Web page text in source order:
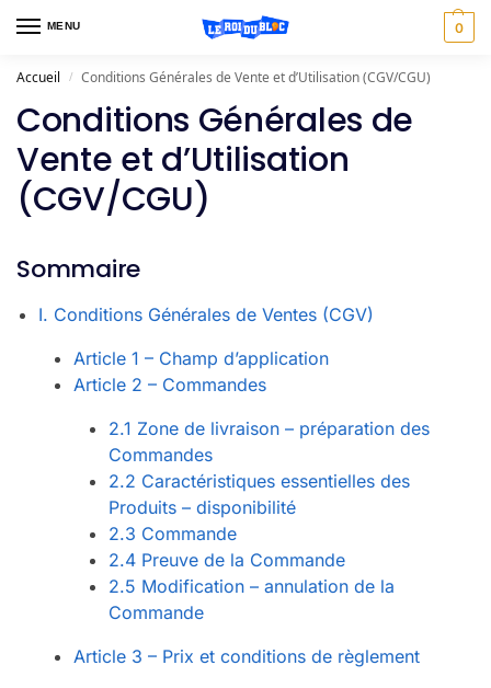
MENU 0
Accueil / Conditions Générales de Vente et d’Utilisation (CGV/CGU)
Conditions Générales de
Vente et d’Utilisation
(CGV/CGU)
Sommaire
I. Conditions Générales de Ventes (CGV)
Article 1 – Champ d’application
Article 2 – Commandes
2.1 Zone de livraison – préparation des
Commandes
2.2 Caractéristiques essentielles des
Produits – disponibilité
2.3 Commande
2.4 Preuve de la Commande
2.5 Modification – annulation de la
Commande
Article 3 – Prix et conditions de règlement